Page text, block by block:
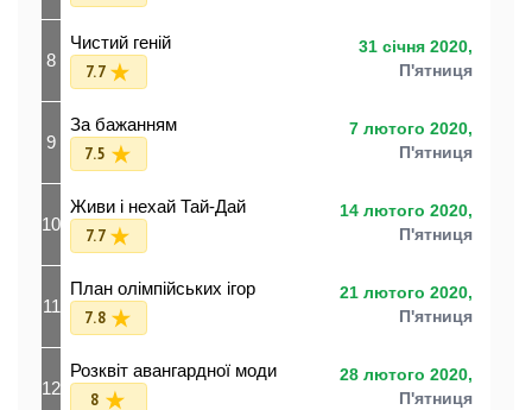
8
Чистий геній
7.7
31 січня 2020,
П'ятниця
9
За бажанням
7.5
7 лютого 2020,
П'ятниця
10
Живи і нехай Тай-Дай
7.7
14 лютого 2020,
П'ятниця
11
План олімпійських ігор
7.8
21 лютого 2020,
П'ятниця
12
Розквіт авангардної моди
8
28 лютого 2020,
П'ятниця